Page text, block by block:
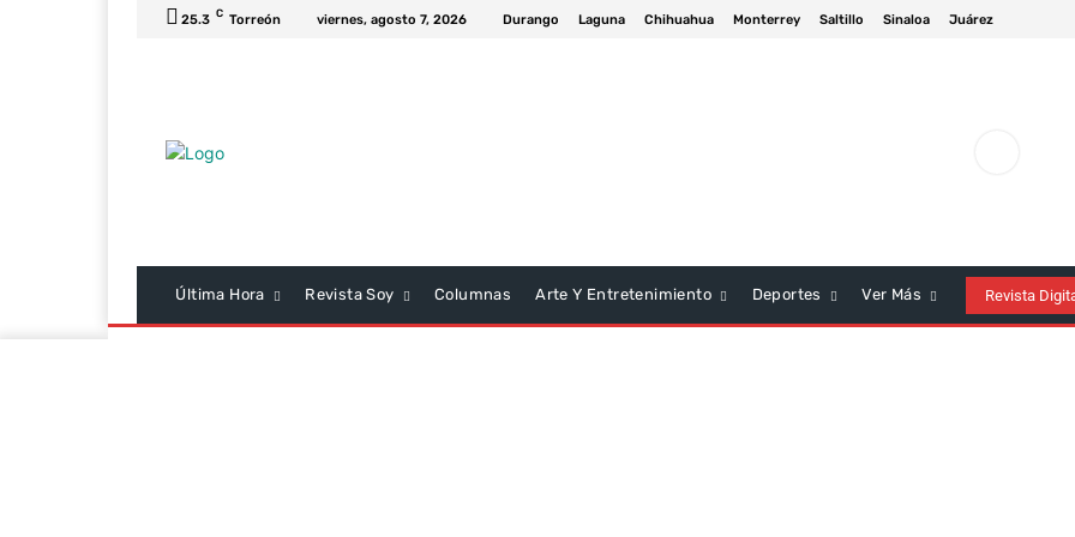
25.3 C Torreón viernes, agosto 7, 2026 Durango Laguna Chihuahua Monterrey Saltillo Sinaloa Juárez
Última Hora Revista Soy Columnas Arte Y Entretenimiento Deportes Ver Más Revista